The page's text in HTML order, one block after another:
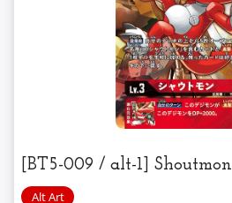
[BT5-009 / alt-1] Shoutmon